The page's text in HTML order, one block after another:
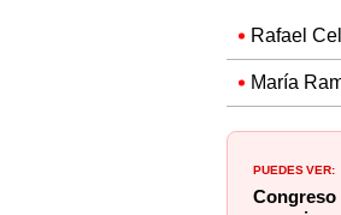
Rafael
María
PUEDES VER:
Congreso